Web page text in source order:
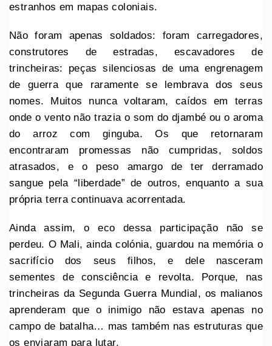
estranhos em mapas coloniais.
Não foram apenas soldados: foram carregadores,
construtores de estradas, escavadores de
trincheiras: peças silenciosas de uma engrenagem
de guerra que raramente se lembrava dos seus
nomes. Muitos nunca voltaram, caídos em terras
onde o vento não trazia o som do djambé ou o aroma
do arroz com ginguba. Os que retornaram
encontraram promessas não cumpridas, soldos
atrasados, e o peso amargo de ter derramado
sangue pela “liberdade” de outros, enquanto a sua
própria terra continuava acorrentada.
Ainda assim, o eco dessa participação não se
perdeu. O Mali, ainda colónia, guardou na memória o
sacrifício dos seus filhos, e dele nasceram
sementes de consciência e revolta. Porque, nas
trincheiras da Segunda Guerra Mundial, os malianos
aprenderam que o inimigo não estava apenas no
campo de batalha… mas também nas estruturas que
os enviaram para lutar.